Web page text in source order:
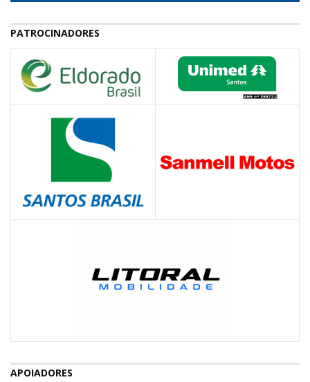
PATROCINADORES
APOIADORES